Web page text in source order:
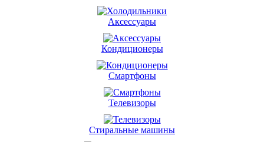
Аксессуары
Кондиционеры
Смартфоны
Телевизоры
Стиральные машины